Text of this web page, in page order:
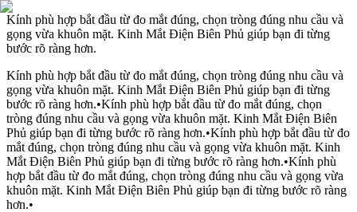
Kính phù hợp bắt đầu từ đo mắt đúng, chọn tròng đúng nhu cầu và
gọng vừa khuôn mặt. Kinh Mắt Điện Biên Phủ giúp bạn đi từng
bước rõ ràng hơn.
Kính phù hợp bắt đầu từ đo mắt đúng, chọn tròng đúng nhu cầu và
gọng vừa khuôn mặt. Kinh Mắt Điện Biên Phủ giúp bạn đi từng
bước rõ ràng hơn.•Kính phù hợp bắt đầu từ đo mắt đúng, chọn
tròng đúng nhu cầu và gọng vừa khuôn mặt. Kinh Mắt Điện Biên
Phủ giúp bạn đi từng bước rõ ràng hơn.•Kính phù hợp bắt đầu từ đo
mắt đúng, chọn tròng đúng nhu cầu và gọng vừa khuôn mặt. Kinh
Mắt Điện Biên Phủ giúp bạn đi từng bước rõ ràng hơn.•Kính phù
hợp bắt đầu từ đo mắt đúng, chọn tròng đúng nhu cầu và gọng vừa
khuôn mặt. Kinh Mắt Điện Biên Phủ giúp bạn đi từng bước rõ ràng
hơn.•